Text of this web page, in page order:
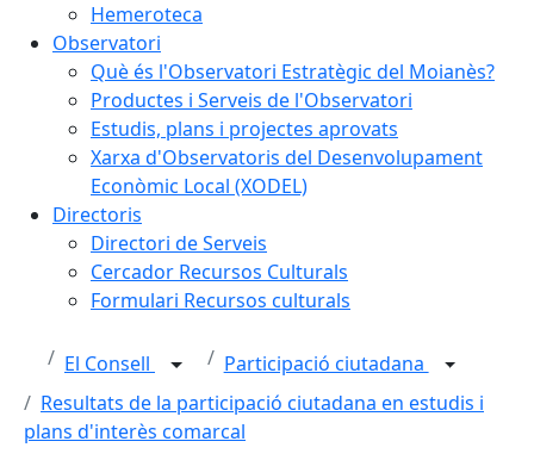
Hemeroteca
Observatori
Què és l'Observatori Estratègic del Moianès?
Productes i Serveis de l'Observatori
Estudis, plans i projectes aprovats
Xarxa d'Observatoris del Desenvolupament
Econòmic Local (XODEL)
Directoris
Directori de Serveis
Cercador Recursos Culturals
Formulari Recursos culturals
El Consell
Participació ciutadana
Resultats de la participació ciutadana en estudis i
plans d'interès comarcal